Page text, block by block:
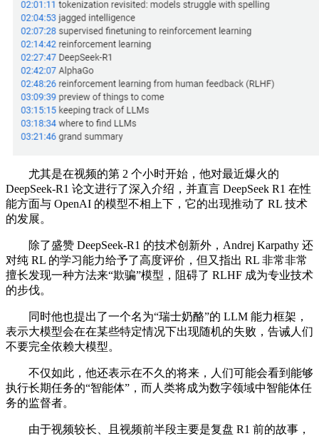
尤其是在视频的第 2 个小时开始，他对最近爆火的
DeepSeek-R1 论文进行了深入介绍，并直言 DeepSeek R1 在性
能方面与 OpenAI 的模型不相上下，它的出现推动了 RL 技术
的发展。
除了盛赞 DeepSeek-R1 的技术创新外，Andrej Karpathy 还
对纯 RL 的学习能力给予了高度评价，但又指出 RL 非常非常
擅长发现一种方法来“欺骗”模型，阻碍了 RLHF 成为专业技术
的步伐。
同时他也提出了一个名为“瑞士奶酪”的 LLM 能力框架，
表示大模型会在在某些特定情况下出现随机的失败，告诫人们
不要完全依赖大模型。
不仅如此，他还表示在不久的将来，人们可能会看到能够
执行长期任务的“智能体”，而人类将成为数字领域中智能体任
务的监督者。
由于视频较长、且视频前半段主要是复盘 R1 前的故事，